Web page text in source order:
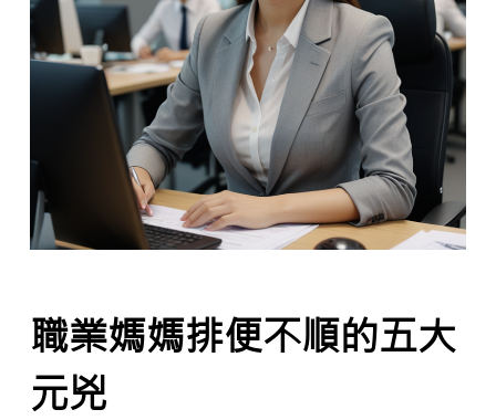
職業媽媽排便不順的五大
元兇